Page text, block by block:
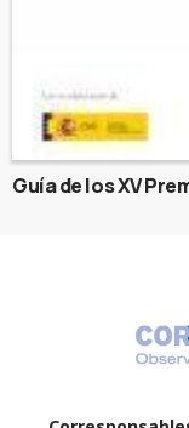
Guía de los XV